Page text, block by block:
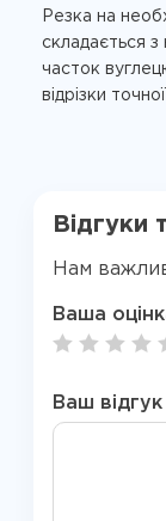
Резка на
складається з
часток
відрізки
Відгуки
Нам
Ваша
Ваш